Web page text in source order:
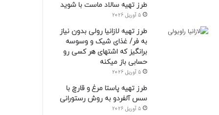
طرز تهیه سالاد ماست با شوید
5 آوریل 2026
طرز تهیه لازانیا رولی بدون نیاز
به فر/ غذای شیک و وسوسه
برانگیز که اشتهای هر کسی رو
حسابی باز میکنه
5 آوریل 2026
طرز تهیه پاستا مرغ و قارچ با
سس آلفردو به روش رستورانی
5 آوریل 2026